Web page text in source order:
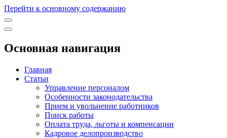
Перейти к основному содержанию
Основная навигация
Главная
Статьи
Управление персоналом
Особенности законодательства
Прием и увольнение работников
Поиск работы
Оплата труда, льготы и компенсации
Кадровое делопроизводство